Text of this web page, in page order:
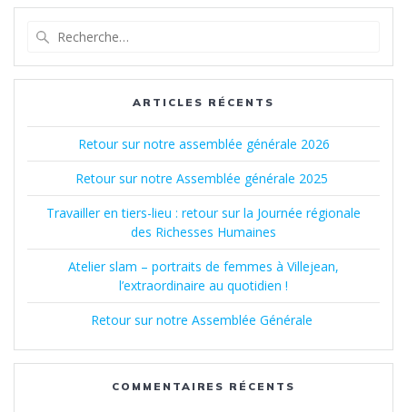
:
ARTICLES RÉCENTS
Retour sur notre assemblée générale 2026
Retour sur notre Assemblée générale 2025
Travailler en tiers-lieu : retour sur la Journée régionale
des Richesses Humaines
Atelier slam – portraits de femmes à Villejean,
l’extraordinaire au quotidien !
Retour sur notre Assemblée Générale
COMMENTAIRES RÉCENTS